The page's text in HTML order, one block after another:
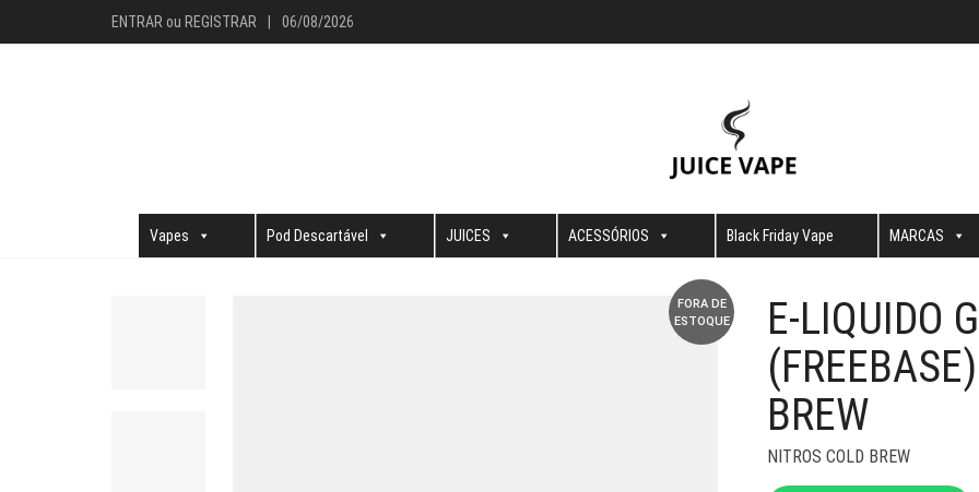
ENTRAR ou REGISTRAR 06/08/2026
Vapes Pod Descartável JUICES ACESSÓRIOS Black Friday Vape MARCAS
FORA DE
ESTOQUE
E-LIQUIDO
BREW
NITROS COLD BREW